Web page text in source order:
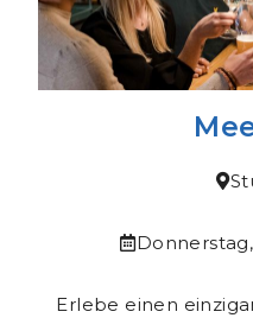
Donnerstag,
Erlebe einen